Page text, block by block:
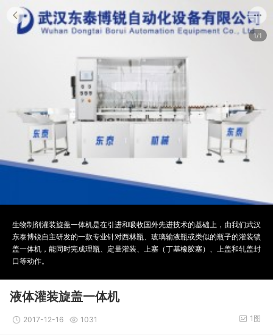
1/1
生物制剂灌装旋盖一体机是在引进和吸收国外先进技术的基础上，由我们武汉
东泰博锐自主研发的一款专业针对西林瓶、玻璃输液瓶或类似的瓶子的灌装锁
盖一体机，能同时完成理瓶、定量灌装、上塞（丁基橡胶塞）、上盖和轧盖封
口等动作。
液体灌装旋盖一体机
2017-12-16 1031 1图